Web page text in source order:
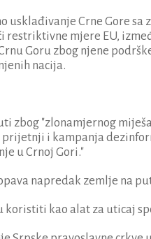
Crne Gore sa
mjere EU,
Goru zbog njene
nacija.
zbog "zlonamjernog
i kampanja
u Crnoj Gori."
napredak zemlje na
koristiti kao alat za uticaj